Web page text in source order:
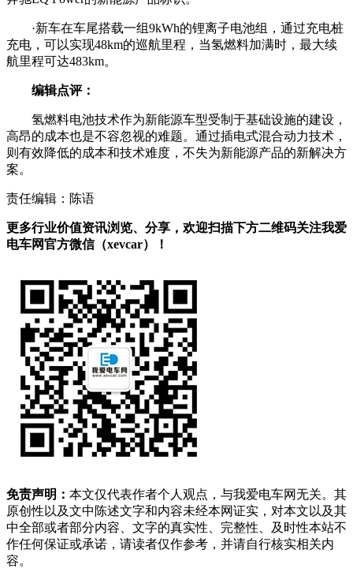
·新车在车尾搭载一组9kWh的锂离子电池组，通过充电桩
充电，可以实现48km的巡航里程，当氢燃料加满时，最大续
航里程可达483km。
编辑点评：
氢燃料电池技术作为新能源车型受制于基础设施的建设，
高昂的成本也是不容忽视的难题。通过插电式混合动力技术，
则有效降低的成本和技术难度，不失为新能源产品的新解决方
案。
责任编辑：陈语
更多行业价值资讯浏览、分享，欢迎扫描下方二维码关注我爱
电车网官方微信（xevcar）！
免责声明： 本文仅代表作者个人观点，与我爱电车网无关。其
原创性以及文中陈述文字和内容未经本网证实，对本文以及其
中全部或者部分内容、文字的真实性、完整性、及时性本站不
作任何保证或承诺，请读者仅作参考，并请自行核实相关内
容。